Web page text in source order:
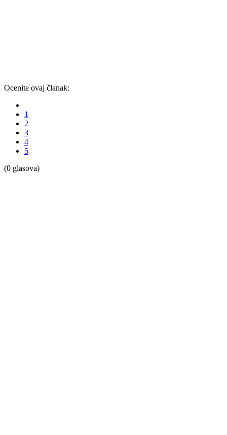
Ocenite ovaj članak:
1
2
3
4
5
(0 glasova)